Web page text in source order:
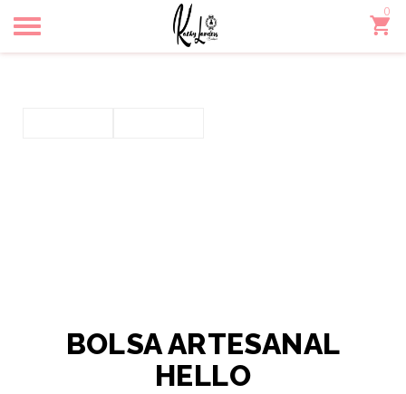
Toggle
navigation
0
BOLSA ARTESANAL
HELLO